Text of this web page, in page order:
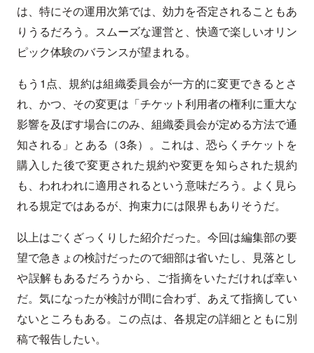
は、特にその運用次第では、効力を否定されることもあ
りうるだろう。スムーズな運営と、快適で楽しいオリン
ピック体験のバランスが望まれる。
もう1点、規約は組織委員会が一方的に変更できるとさ
れ、かつ、その変更は「チケット利用者の権利に重大な
影響を及ぼす場合にのみ、組織委員会が定める方法で通
知される」とある（3条）。これは、恐らくチケットを
購入した後で変更された規約や変更を知らされた規約
も、われわれに適用されるという意味だろう。よく見ら
れる規定ではあるが、拘束力には限界もありそうだ。
以上はごくざっくりした紹介だった。今回は編集部の要
望で急きょの検討だったので細部は省いたし、見落とし
や誤解もあるだろうから、ご指摘をいただければ幸い
だ。気になったが検討が間に合わず、あえて指摘してい
ないところもある。この点は、各規定の詳細とともに別
稿で報告したい。